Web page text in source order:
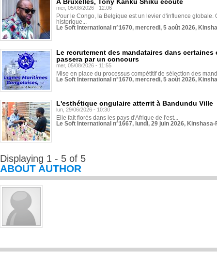
mer, 05/08/2026 - 12:06
Pour le Congo, la Belgique est un levier d'influence globale.
historique...
Le Soft International n°1670, mercredi, 5 août 2026,
Le recrutement des mandataires dans
passera par un concours
mer, 05/08/2026 - 11:55
Mise en place du processus compétitif de sélection des
Le Soft International n°1670, mercredi, 5 août 2026,
L'esthétique ongulaire atterrit à Bandundu Ville
lun, 29/06/2026 - 10:30
Elle fait florès dans les pays d'Afrique de l'est...
Le Soft International n°1667, lundi, 29 juin 2026,
Displaying 1 - 5 of 5
ABOUT AUTHOR